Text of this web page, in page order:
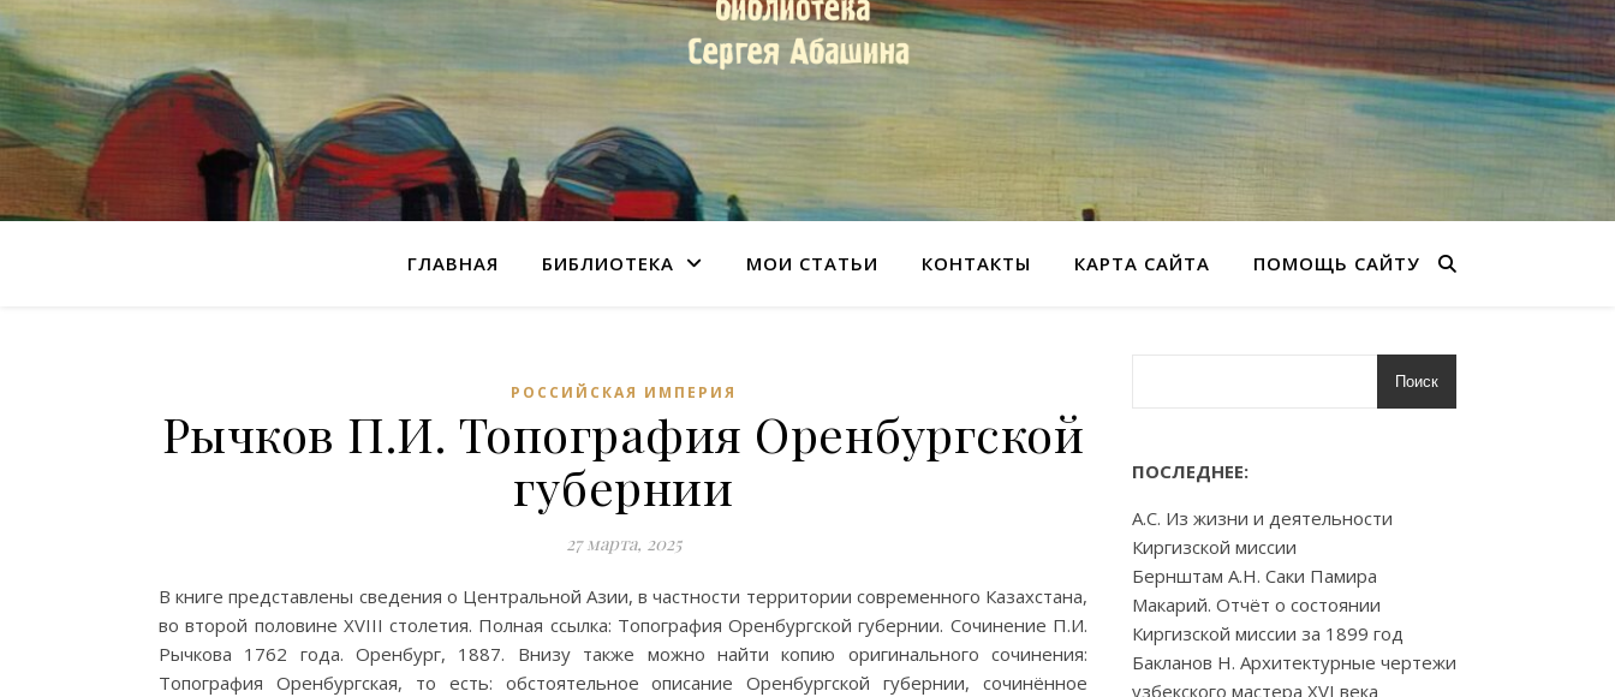
ГЛАВНАЯ БИБЛИОТЕКА МОИ СТАТЬИ КОНТАКТЫ КАРТА САЙТА ПОМОЩЬ САЙТУ
РОССИЙСКАЯ ИМПЕРИЯ
Рычков П.И. Топография Оренбургской
губернии
27 марта, 2025
В книге представлены сведения о Центральной Азии, в частности территории современного Казахстана,
во второй половине XVIII столетия. Полная ссылка: Топография Оренбургской губернии. Сочинение П.И.
Рычкова 1762 года. Оренбург, 1887. Внизу также можно найти копию оригинального сочинения:
Топография Оренбургская, то есть: обстоятельное описание Оренбургской губернии, сочинённое
Поиск
ПОСЛЕДНЕЕ:
А.С. Из жизни и деятельности
Киргизской миссии
Бернштам А.Н. Саки Памира
Макарий. Отчёт о состоянии
Киргизской миссии за 1899 год
Бакланов Н. Архитектурные чертежи
узбекского мастера XVI века